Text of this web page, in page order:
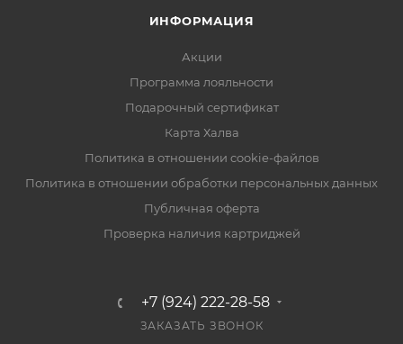
ИНФОРМАЦИЯ
Акции
Программа лояльности
Подарочный сертификат
Карта Халва
Политика в отношении cookie-файлов
Политика в отношении обработки персональных данных
Публичная оферта
Проверка наличия картриджей
+7 (924) 222-28-58
ЗАКАЗАТЬ ЗВОНОК